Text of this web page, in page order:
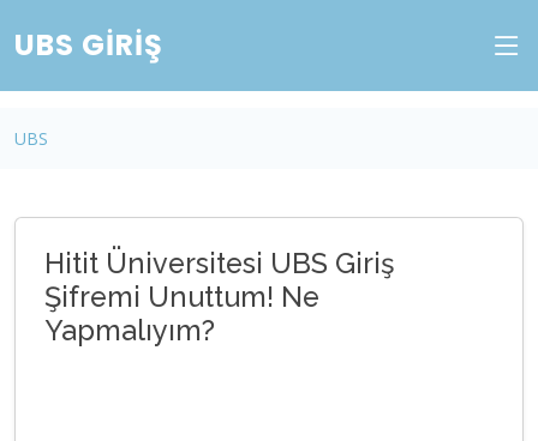
UBS GIRIŞ
UBS
Hitit Üniversitesi UBS Giriş
Şifremi Unuttum! Ne
Yapmalıyım?